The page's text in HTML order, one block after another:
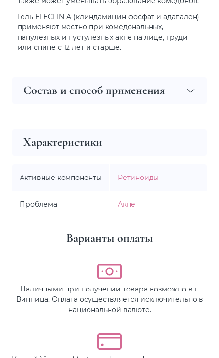
Гель ELECLIN-A (клиндамицин фосфат и адапален)
применяют местно при комедональных,
папулезных и пустулезных акне на лице, груди
или спине с 12 лет и старше.
Состав и способ применения
Характеристики
Активные компоненты Ретиноиды
Проблема Акне
Варианты оплаты
Наличными при получении товара возможно в г.
Винница. Оплата осуществляется исключительно в
национальной валюте.